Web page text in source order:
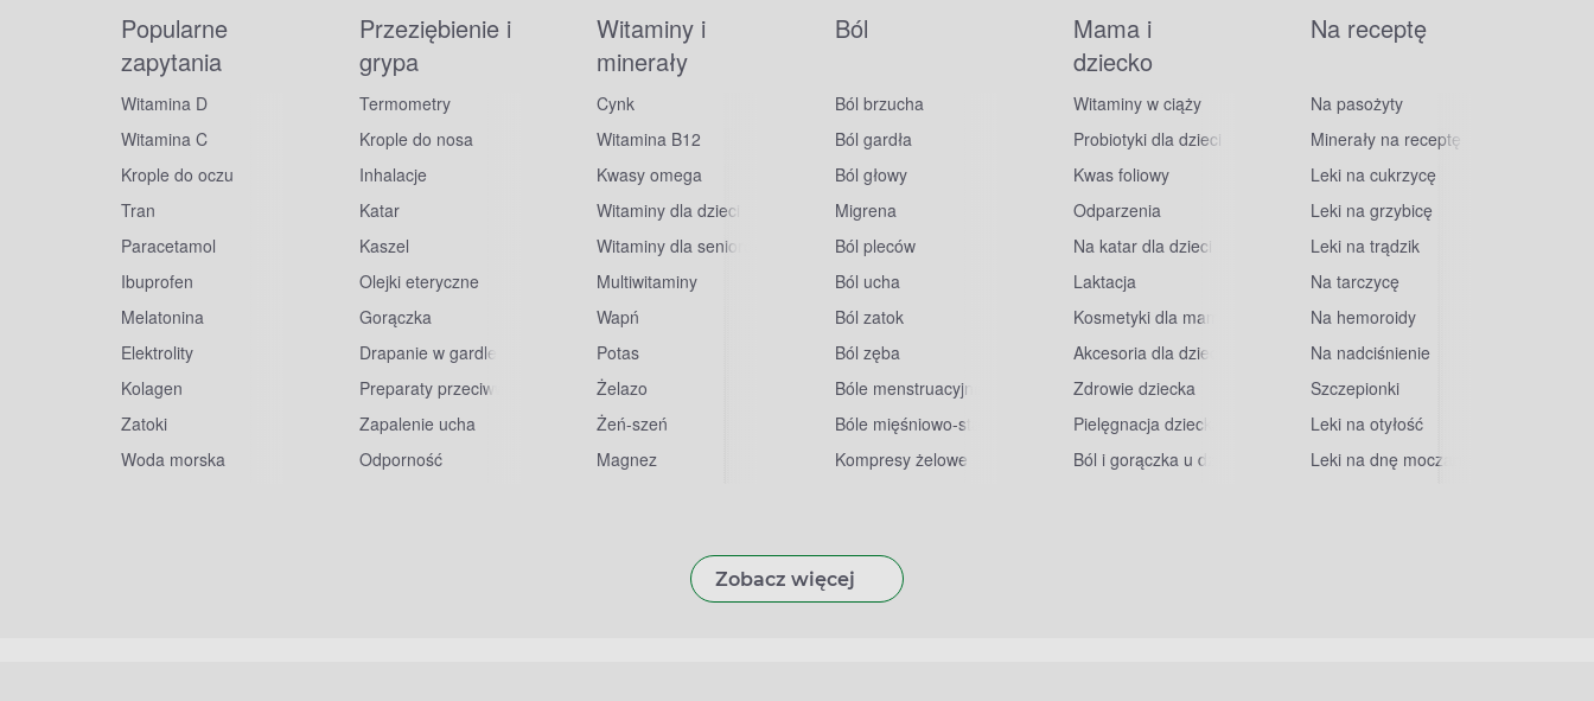
Popularne
zapytania
Witamina D
Witamina C
Krople do oczu
Tran
Paracetamol
Ibuprofen
Melatonina
Elektrolity
Kolagen
Zatoki
Woda morska
Przeziębienie i
grypa
Termometry
Krople do nosa
Inhalacje
Katar
Kaszel
Olejki eteryczne
Gorączka
Drapanie w gardle
Preparaty przeciwwirusowe
Zapalenie ucha
Odporność
Witaminy i
minerały
Cynk
Witamina B12
Kwasy omega
Witaminy dla dzieci
Witaminy dla seniorów
Multiwitaminy
Wapń
Potas
Żelazo
Żeń-szeń
Magnez
Ból
Ból brzucha
Ból gardła
Ból głowy
Migrena
Ból pleców
Ból ucha
Ból zatok
Ból zęba
Bóle menstruacyjne
Bóle mięśniowo-stawowe
Kompresy żelowe
Mama i
dziecko
Witaminy w ciąży
Probiotyki dla dzieci
Kwas foliowy
Odparzenia
Na katar dla dzieci
Laktacja
Kosmetyki dla mam
Akcesoria dla dzieci
Zdrowie dziecka
Pielęgnacja dziecka
Ból i gorączka u dzieci
Na receptę
Na pasożyty
Minerały na receptę
Leki na cukrzycę
Leki na grzybicę
Leki na trądzik
Na tarczycę
Na hemoroidy
Na nadciśnienie
Szczepionki
Leki na otyłość
Leki na dnę moczanową
Zobacz więcej